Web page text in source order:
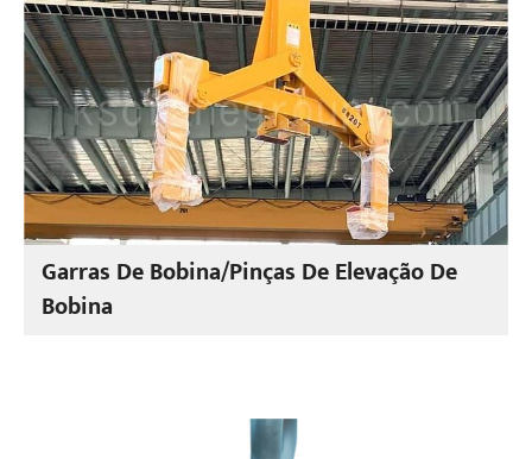
Garras De Bobina/Pinças De Elevação De
Bobina